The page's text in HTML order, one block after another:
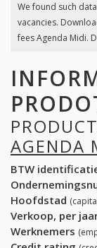
We found such
vacancies.
fees Agenda Midi.
AGENDA
BTW
Hoofdstad
Verkoop, per
Werknemers